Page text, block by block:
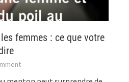
femmes : ce que votre